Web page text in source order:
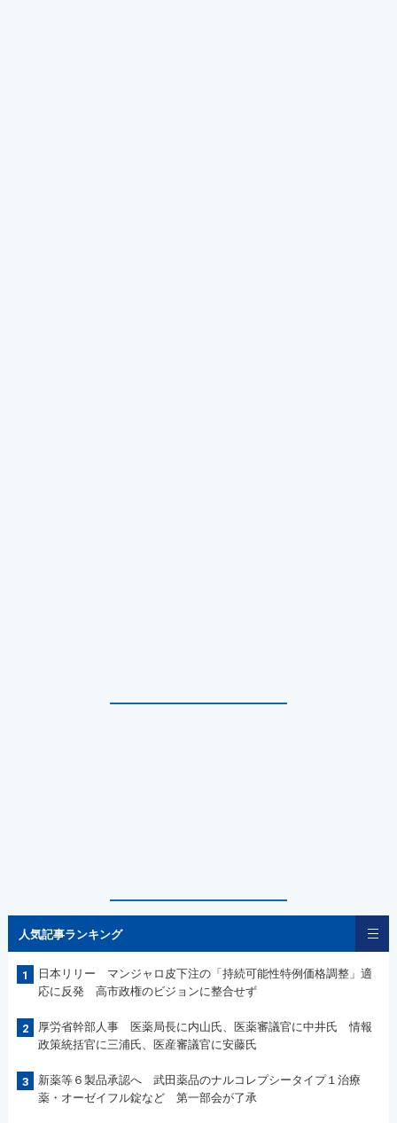
人気記事ランキング
1
日本リリー マンジャロ皮下注の「持続可能性特例価格調整」適
応に反発 高市政権のビジョンに整合せず
2
厚労省幹部人事 医薬局長に内山氏、医薬審議官に中井氏 情報
政策統括官に三浦氏、医産審議官に安藤氏
3
新薬等６製品承認へ 武田薬品のナルコレプシータイプ１治療
薬・オーゼイフル錠など 第一部会が了承